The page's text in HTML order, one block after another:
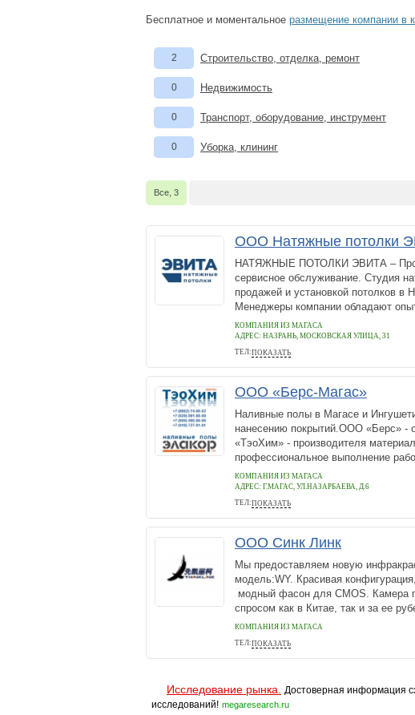
Бесплатное и моментальное размещение компании в
2 Строительство, отделка, ремонт
0 Недвижимость
0 Транспорт, оборудование, инструмент
0 Уборка, клининг
Все, 3
ООО Натяжные потолки
НАТЯЖНЫЕ ПОТОЛКИ ЭВИТА –
сервисное обслуживание. Студия
продажей и установкой потолков в
Менеджеры компании обладают
КОМПАНИЯ ИЗ МАГАСА
АДРЕС: НАЗРАНЬ, МОСКОВСКАЯ УЛИЦА, 31
ТЕЛ:ПОКАЗАТЬ
+7 800 5112909
ООО «Берс-Магас»
Наливные полы в Магасе и
нанесению покрытий.ООО «Берс» -
«ТэоХим» - производителя
профессиональное выполнение
КОМПАНИЯ ИЗ МАГАСА
АДРЕС: Г.МАГАС, УЛ.НАЗАРБАЕВА, Д.6
ТЕЛ:ПОКАЗАТЬ
+7 (918) 727 91 81
ООО Синк Линк
Мы предоставляем новую
модель:WY. Красивая
модный фасон для CMOS. Камера
спросом как в Китае, так и за ее
КОМПАНИЯ ИЗ МАГАСА
ТЕЛ:ПОКАЗАТЬ
+86 132 8426 8705
Исследование рынка.
Достоверная информация
исследований! megaresearch.ru